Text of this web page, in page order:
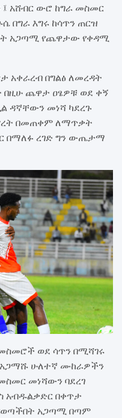
፤ አሸብር ውሮ ከግራ መስመር
በግራ እግሩ ከሳጥን ጠርዝ
አጋጣሚ የጨዋታው የቀዳሚ
አቀራረብ በግልፅ ለመረዳት
በዚሁ ጨዋታ ዐፄዎቹ ወደ ቀኝ
ዳኛቸውን መነሻ ካደረጉ
በመጠቀም ለማጥቃት
በማለፉ ረገድ ግን ውጤታማ
ወደ ሳጥን በሚሻገሩ
ሁለተኛ ሙከራዎችን
መነሻውን ባደረገ
አብዱልቃድር በቀጥታ
አጋጣሚ በጣም